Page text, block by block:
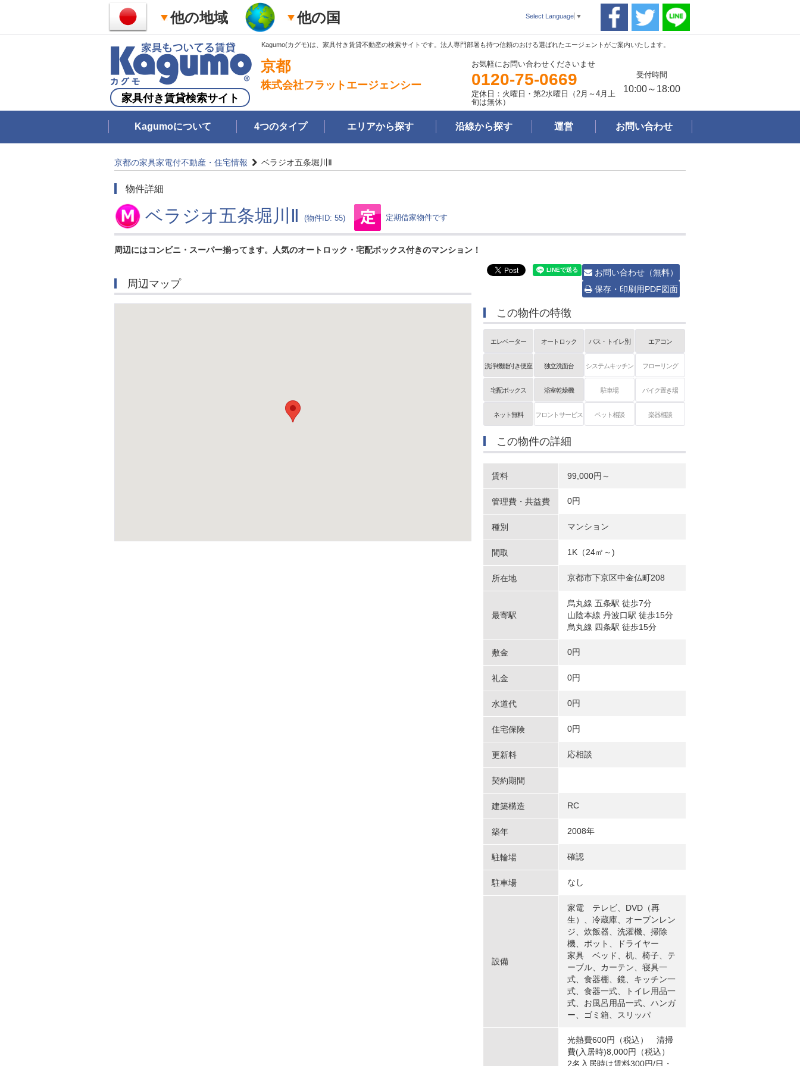
他の地域 他の国 Select Language ▼
家具付き賃貸検索サイト
Kagumo(カグモ)は、家具付き賃貸不動産の検索サイトです。法人専門部署も持つ信頼のおける選ばれたエージェントがご案内いたします。
京都
株式会社フラットエージェンシー
お気軽にお問い合わせくださいませ
0120-75-0669
定休日：火曜日・第2水曜日（2月～4月上
旬は無休）
受付時間
10:00～18:00
Kagumoについて 4つのタイプ エリアから探す 沿線から探す 運営 お問い合わせ
京都の家具家電付不動産・住宅情報 ベラジオ五条堀川Ⅱ
物件詳細
ベラジオ五条堀川Ⅱ (物件ID: 55) 定期借家物件です
周辺にはコンビニ・スーパー揃ってます。人気のオートロック・宅配ボックス付きのマンション！
周辺マップ
お問い合わせ（無料）
保存・印刷用PDF図面
この物件の特徴
エレベーター オートロック バス・トイレ別 エアコン
洗浄機能付き便座 独立洗面台 システムキッチン フローリング
宅配ボックス 浴室乾燥機 駐車場 バイク置き場
ネット無料 フロントサービス ペット相談 楽器相談
この物件の詳細
賃料 99,000円～
管理費・共益費 0円
種別 マンション
間取 1K（24㎡～)
所在地 京都市下京区中金仏町208
最寄駅
烏丸線 五条駅 徒歩7分
山陰本線 丹波口駅 徒歩15分
烏丸線 四条駅 徒歩15分
敷金 0円
礼金 0円
水道代 0円
住宅保険 0円
更新料 応相談
契約期間
建築構造 RC
築年 2008年
駐輪場 確認
駐車場 なし
設備
家電 テレビ、DVD（再
生）、冷蔵庫、オーブンレン
ジ、炊飯器、洗濯機、掃除
機、ポット、ドライヤー
家具 ベッド、机、椅子、テ
ーブル、カーテン、寝具一
式、食器棚、鏡、キッチン一
式、食器一式、トイレ用品一
式、お風呂用品一式、ハンガ
ー、ゴミ箱、スリッパ
光熱費600円（税込） 清掃
費(入居時)8,000円（税込）
2名入居時は賃料300円/日・